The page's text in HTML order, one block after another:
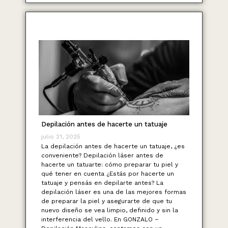
Depilación antes de hacerte un tatuaje
julio 21, 2025
La depilación antes de hacerte un tatuaje, ¿es
conveniente? Depilación láser antes de
hacerte un tatuarte: cómo preparar tu piel y
qué tener en cuenta ¿Estás por hacerte un
tatuaje y pensás en depilarte antes? La
depilación láser es una de las mejores formas
de preparar la piel y asegurarte de que tu
nuevo diseño se vea limpio, definido y sin la
interferencia del vello. En GONZALO –